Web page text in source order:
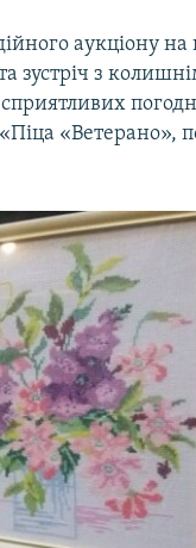
аукціону
зустріч з
«Ветерано»,